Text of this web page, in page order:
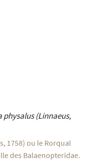
physalus(Linnaeus,
1758) ou le Rorqual
des Balaenopteridae.